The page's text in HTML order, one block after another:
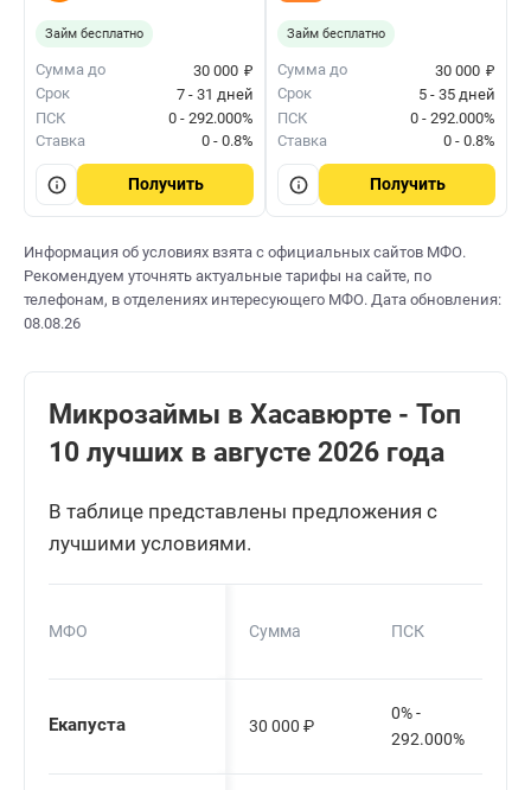
Займ бесплатно
Сумма до 30 000 ₽
Срок
7 - 31 дней
ПСК
0 - 292.000%
Ставка
0 - 0.8%
Получить
Займ бесплатно
Сумма до 30 000 ₽
Срок
5 - 35 дней
ПСК
0 - 292.000%
Ставка
0 - 0.8%
Получить
Информация об условиях взята с официальных сайтов МФО.
Рекомендуем уточнять актуальные тарифы на сайте, по
телефонам, в отделениях интересующего МФО. Дата обновления:
08.08.26
Микрозаймы в Хасавюрте - Топ
10 лучших в августе 2026 года
В таблице представлены предложения с
лучшими условиями.
МФО Сумма ПСК
Екапуста 30 000 ₽
0% -
292.000%